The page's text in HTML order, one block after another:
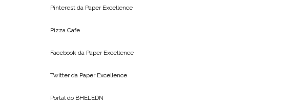
Pinterest da Paper Excellence
Pizza Cafe
Facebook da Paper Excellence
Twitter da Paper Excellence
Portal do BHELEDN